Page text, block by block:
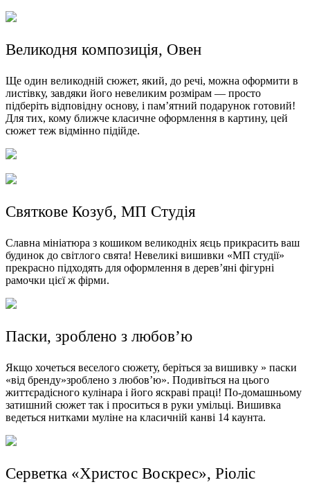
Великодня композиція, Овен
Ще один великодній сюжет, який, до речі, можна оформити в
листівку, завдяки його невеликим розмірам — просто
підберіть відповідну основу, і пам’ятний подарунок готовий!
Для тих, кому ближче класичне оформлення в картину, цей
сюжет теж відмінно підійде.
Святкове Козуб, МП Студія
Славна мініатюра з кошиком великодніх яєць прикрасить ваш
будинок до світлого свята! Невеликі вишивки «МП студії»
прекрасно підходять для оформлення в дерев’яні фігурні
рамочки цієї ж фірми.
Паски, зроблено з любов’ю
Якщо хочеться веселого сюжету, беріться за вишивку » паски
«від бренду»зроблено з любов’ю». Подивіться на цього
життєрадісного кулінара і його яскраві праці! По-домашньому
затишний сюжет так і проситься в руки умільці. Вишивка
ведеться нитками муліне на класичній канві 14 каунта.
Серветка «Христос Воскрес», Ріоліс